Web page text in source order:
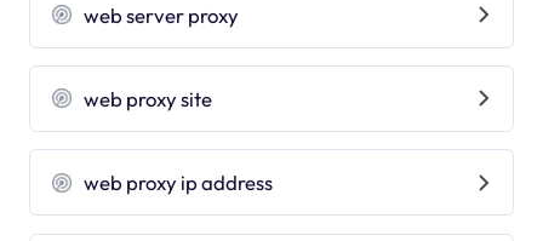
web server proxy
web proxy site
web proxy ip address